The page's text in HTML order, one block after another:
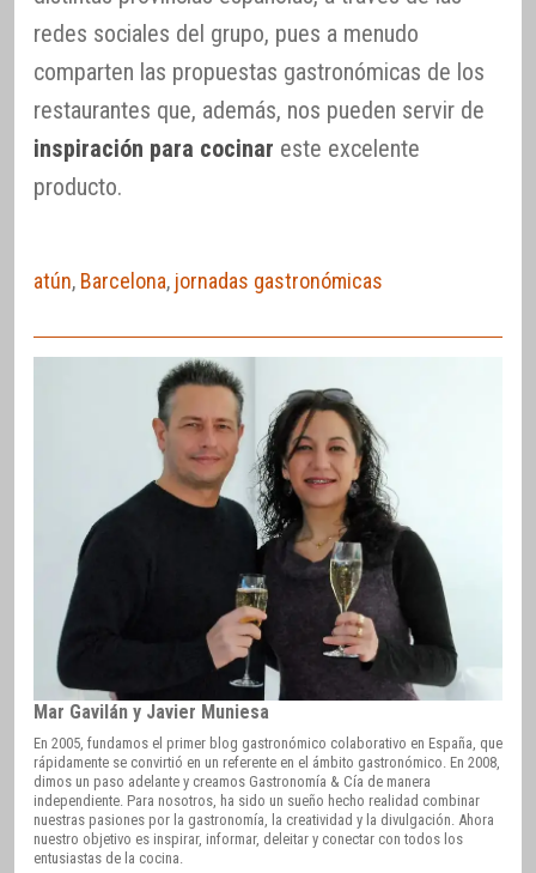
redes sociales del grupo, pues a menudo
comparten las propuestas gastronómicas de los
restaurantes que, además, nos pueden servir de
inspiración para cocinar este excelente
producto.
atún, Barcelona, jornadas gastronómicas
Mar Gavilán y Javier Muniesa
En 2005, fundamos el primer blog gastronómico colaborativo en España, que
rápidamente se convirtió en un referente en el ámbito gastronómico. En 2008,
dimos un paso adelante y creamos Gastronomía & Cía de manera
independiente. Para nosotros, ha sido un sueño hecho realidad combinar
nuestras pasiones por la gastronomía, la creatividad y la divulgación. Ahora
nuestro objetivo es inspirar, informar, deleitar y conectar con todos los
entusiastas de la cocina.